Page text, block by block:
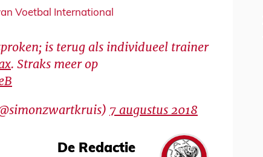
Voetbal International
is terug als individueel trainer
. Straks meer op
7 augustus 2018
De Redactie